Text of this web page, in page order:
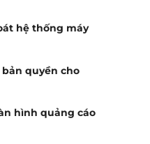
hệ thống máy
quyền cho
hình quảng cáo